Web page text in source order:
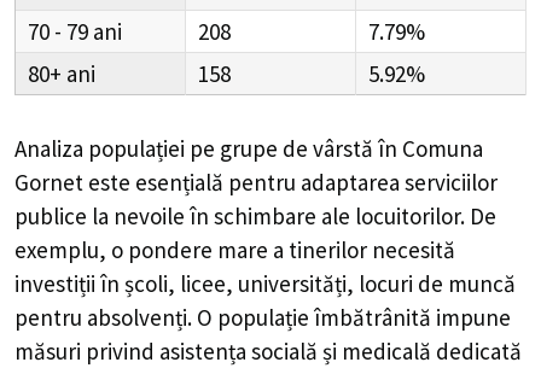
70 - 79
208
7.79%
80+
158 5.92%
Analiza populației pe grupe de vârstă în Comuna
Gornet este esențială pentru adaptarea serviciilor
publice la nevoile în schimbare ale locuitorilor. De
exemplu, o pondere mare a tinerilor necesită
investiții în școli, licee, universități, locuri de muncă
pentru absolvenți. O populație îmbătrânită impune
măsuri privind asistența socială și medicală dedicată